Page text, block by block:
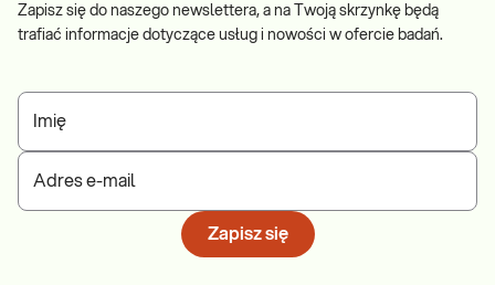
Zapisz się do naszego newslettera, a na Twoją skrzynkę będą
trafiać informacje dotyczące usług i nowości w ofercie badań.
Imię
Adres e-mail
Zapisz się